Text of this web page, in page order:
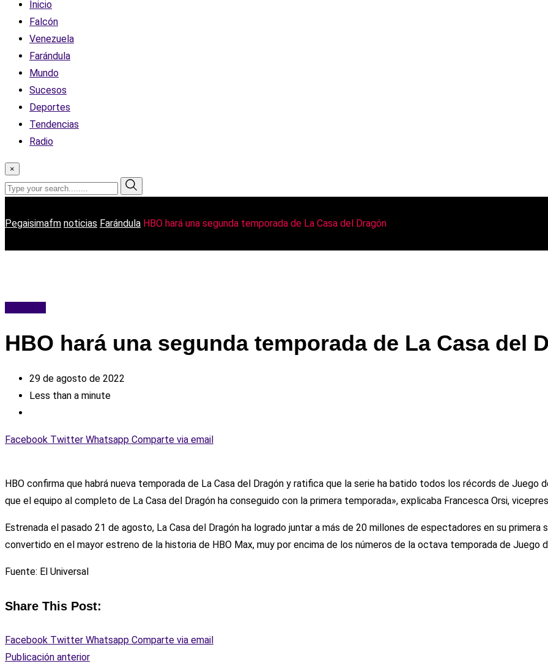
Inicio
Falcón
Venezuela
Farándula
Mundo
Sucesos
Deportes
Tendencias
Radio
×
Pegaisimafm noticias Farándula HBO hará una segunda temporada de La Casa del Dragón
HBO hará una segunda temporada de La Casa del
29 de agosto de 2022
Less than a minute
Facebook Twitter Whatsapp Comparte via email
HBO confirma que habrá nueva temporada de La Casa del Dragón y ratifica que la serie ha batido todos los récords de Juego
que el equipo al completo de La Casa del Dragón ha conseguido con la primera temporada», explicaba Francesca Orsi,
Estrenada el pasado 21 de agosto, La Casa del Dragón ha logrado juntar a más de 20 millones de espectadores en su
convertido en el mayor estreno de la historia de HBO Max, muy por encima de los números de la octava temporada de Juego
Fuente: El Universal
Share This Post:
Facebook Twitter Whatsapp Comparte via email
Publicación anterior